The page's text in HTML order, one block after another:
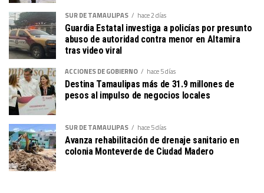
SUR DE TAMAULIPAS hace 2 días
Guardia Estatal investiga a policías por presunto
abuso de autoridad contra menor en Altamira
tras video viral
ACCIONES DE GOBIERNO hace 5 días
Destina Tamaulipas más de 31.9 millones de
pesos al impulso de negocios locales
SUR DE TAMAULIPAS hace 5 días
Avanza rehabilitación de drenaje sanitario en
colonia Monteverde de Ciudad Madero